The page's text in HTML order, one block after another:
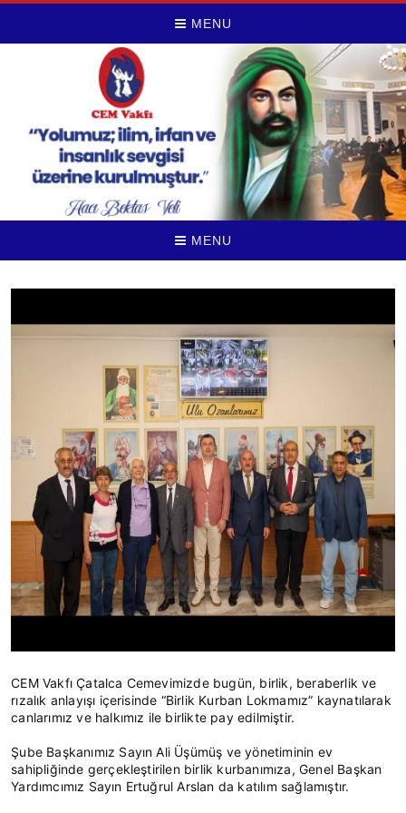
MENU
MENU
CEM Vakfı Çatalca Cemevimizde bugün, birlik, beraberlik ve
rızalık anlayışı içerisinde “Birlik Kurban Lokmamız” kaynatılarak
canlarımız ve halkımız ile birlikte pay edilmiştir.
Şube Başkanımız Sayın Ali Üşümüş ve yönetiminin ev
sahipliğinde gerçekleştirilen birlik kurbanımıza, Genel Başkan
Yardımcımız Sayın Ertuğrul Arslan da katılım sağlamıştır.